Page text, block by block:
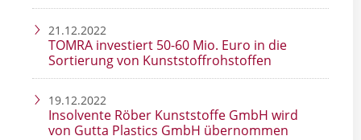
21.12.2022
TOMRA investiert 50-60 Mio. Euro in die
Sortierung von Kunststoffrohstoffen
19.12.2022
Insolvente Röber Kunststoffe GmbH wird
von Gutta Plastics GmbH übernommen